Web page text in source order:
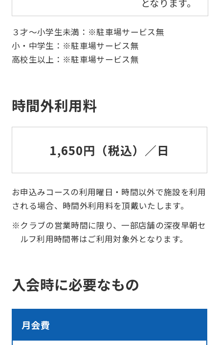
となります。
３才～小学生未満：※駐車場サービス無
小・中学生：※駐車場サービス無
高校生以上：※駐車場サービス無
時間外利用料
1,650円（税込）／日
お申込みコースの利用曜日・時間以外で施設を利用
される場合、時間外利用料を頂戴いたします。
※クラブの営業時間に限り、一部店舗の深夜早朝セ
ルフ利用時間帯はご利用対象外となります。
入会時に必要なもの
月会費